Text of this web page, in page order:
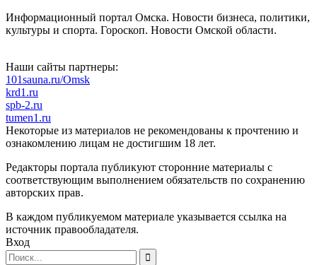
Информационный портал Омска. Новости бизнеса, политики,
культуры и спорта. Гороскоп. Новости Омской области.
Наши сайты партнеры:
101sauna.ru/Omsk
krd1.ru
spb-2.ru
tumen1.ru
Некоторые из материалов не рекомендованы к прочтению и
ознакомлению лицам не достигшим 18 лет.
Редакторы портала публикуют сторонние материалы с
соответствующим выполнением обязательств по сохранению
авторских прав.
В каждом публикуемом материале указывается ссылка на
источник правообладателя.
Вход